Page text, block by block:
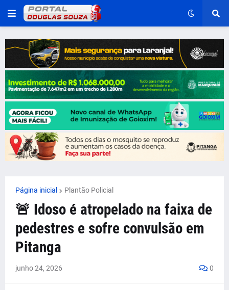
Página inicial Plantão Policial
🚨 Idoso é atropelado na faixa de
pedestres e sofre convulsão em
Pitanga
junho 24, 2026 0